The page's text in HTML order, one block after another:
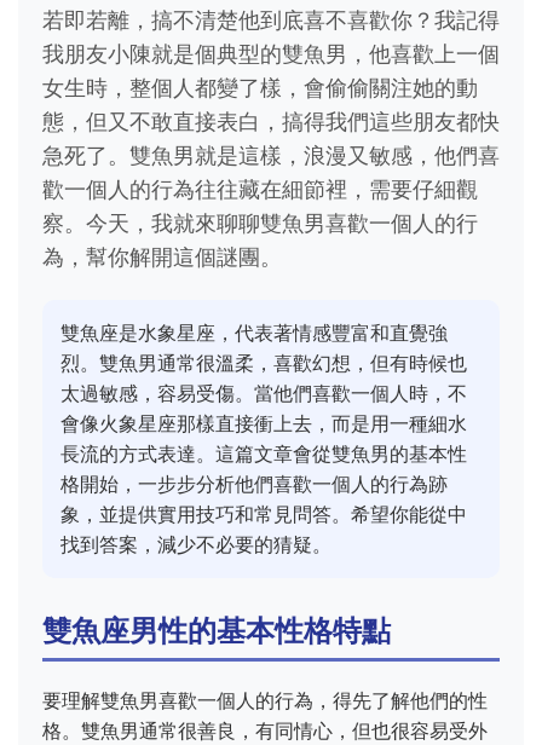
若即若離，搞不清楚他到底喜不喜歡你？我記得
我朋友小陳就是個典型的雙魚男，他喜歡上一個
女生時，整個人都變了樣，會偷偷關注她的動
態，但又不敢直接表白，搞得我們這些朋友都快
急死了。雙魚男就是這樣，浪漫又敏感，他們喜
歡一個人的行為往往藏在細節裡，需要仔細觀
察。今天，我就來聊聊雙魚男喜歡一個人的行
為，幫你解開這個謎團。
雙魚座是水象星座，代表著情感豐富和直覺強
烈。雙魚男通常很溫柔，喜歡幻想，但有時候也
太過敏感，容易受傷。當他們喜歡一個人時，不
會像火象星座那樣直接衝上去，而是用一種細水
長流的方式表達。這篇文章會從雙魚男的基本性
格開始，一步步分析他們喜歡一個人的行為跡
象，並提供實用技巧和常見問答。希望你能從中
找到答案，減少不必要的猜疑。
雙魚座男性的基本性格特點
要理解雙魚男喜歡一個人的行為，得先了解他們的性
格。雙魚男通常很善良，有同情心，但也很容易受外